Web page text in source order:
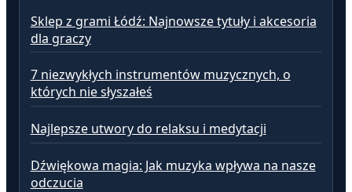
Sklep z grami Łódź: Najnowsze tytuły i akcesoria
dla graczy
7 niezwykłych instrumentów muzycznych, o
których nie słyszałeś
Najlepsze utwory do relaksu i medytacji
Dźwiękowa magia: Jak muzyka wpływa na nasze
odczucia